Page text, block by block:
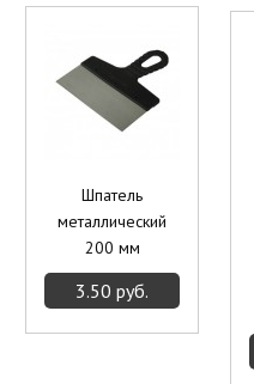
Шпатель
металлический
200 мм
3.50 руб.